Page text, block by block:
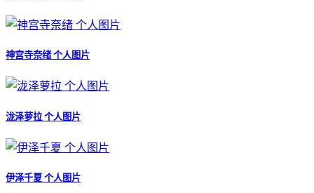
神宫寺奈绪 个人图片
泷泽萝拉 个人图片
伊泽千夏 个人图片